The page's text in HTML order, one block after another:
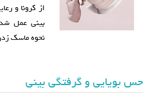
از کرونا و
بینی عمل
نحوه ماسک
حس بویایی و گرفتگی بینی